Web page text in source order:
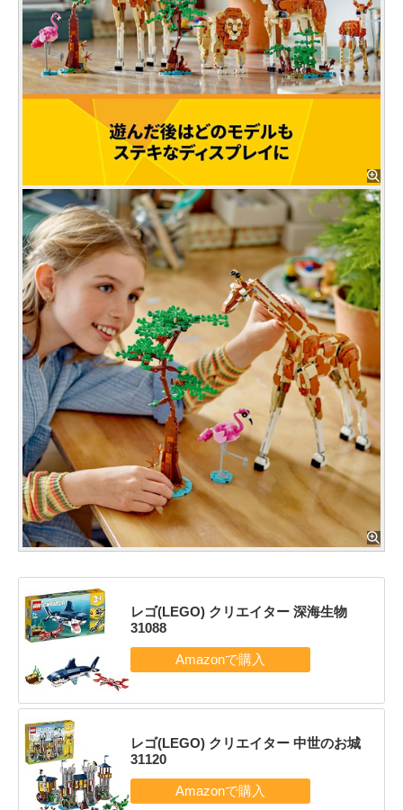
レゴ(LEGO) クリエイター 深海生物
31088
レゴ(LEGO) クリエイター 中世のお城
31120